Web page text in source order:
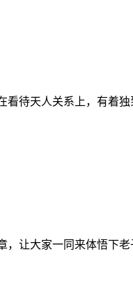
待天人关系上，有着
让大家一同来体悟下